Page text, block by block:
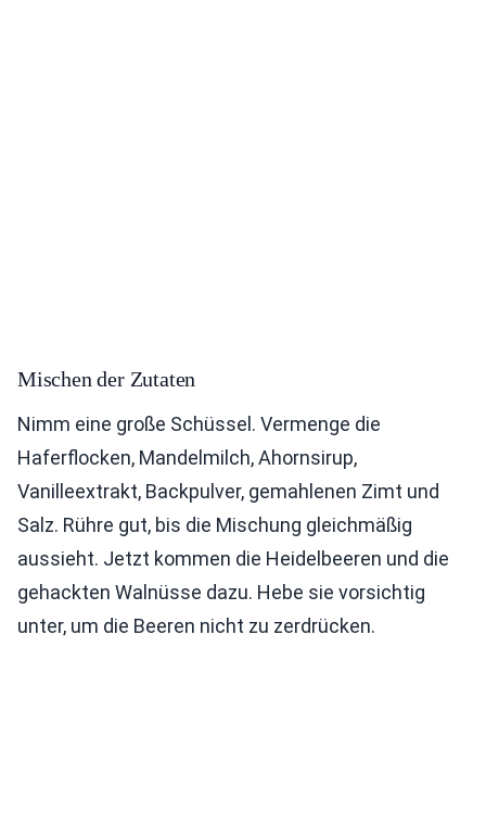
Mischen der Zutaten
Nimm eine große Schüssel. Vermenge die
Haferflocken, Mandelmilch, Ahornsirup,
Vanilleextrakt, Backpulver, gemahlenen Zimt und
Salz. Rühre gut, bis die Mischung gleichmäßig
aussieht. Jetzt kommen die Heidelbeeren und die
gehackten Walnüsse dazu. Hebe sie vorsichtig
unter, um die Beeren nicht zu zerdrücken.